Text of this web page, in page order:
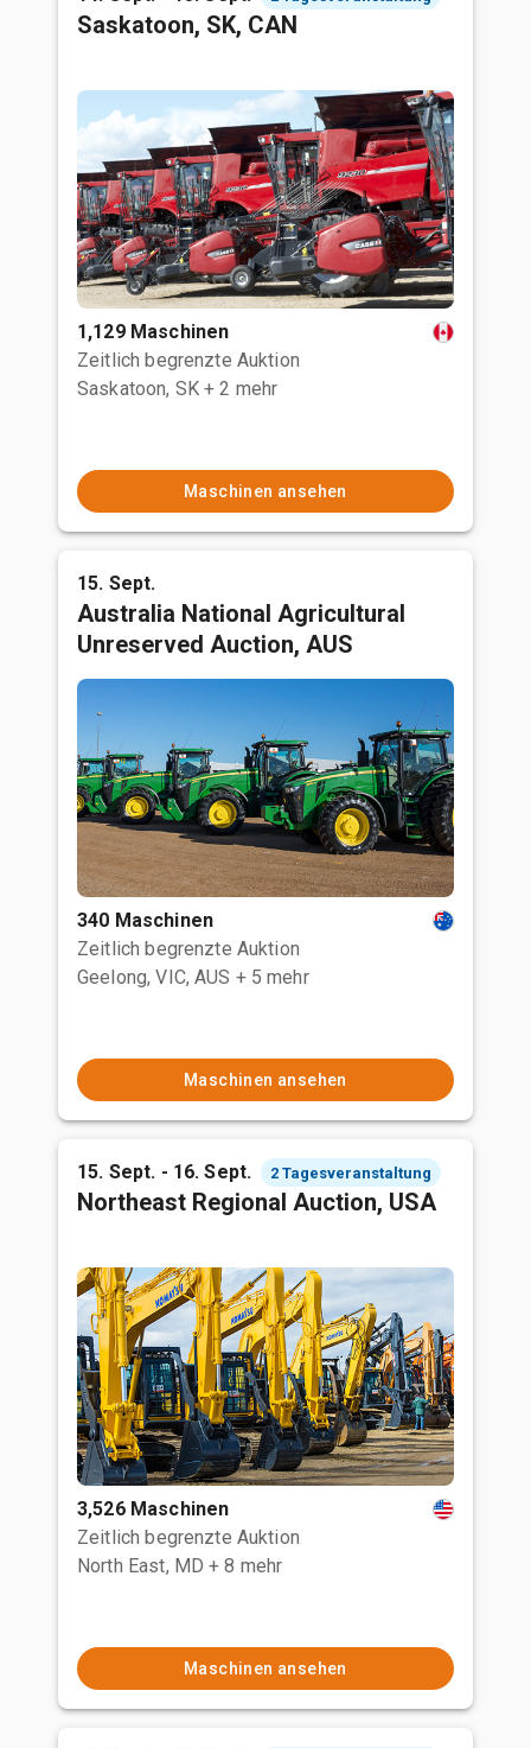
Saskatoon, SK, CAN
1,129 Maschinen
Zeitlich begrenzte Auktion
Saskatoon, SK + 2 mehr
Maschinen ansehen
15. Sept.
Australia National Agricultural
Unreserved Auction, AUS
340 Maschinen
Zeitlich begrenzte Auktion
Geelong, VIC, AUS + 5 mehr
Maschinen ansehen
15. Sept. - 16. Sept. 2 Tagesveranstaltung
Northeast Regional Auction, USA
3,526 Maschinen
Zeitlich begrenzte Auktion
North East, MD + 8 mehr
Maschinen ansehen